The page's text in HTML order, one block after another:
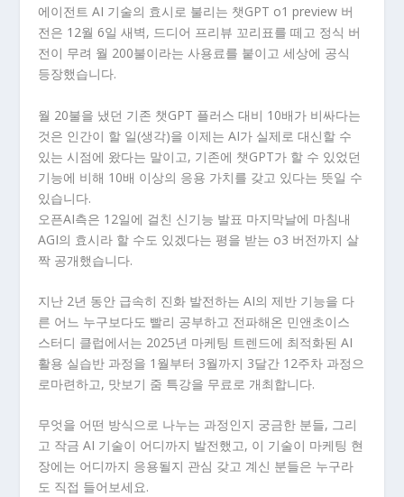
에이전트 AI 기술의 효시로 불리는 챗GPT o1 preview 버
전은 12월 6일 새벽, 드디어 프리뷰 꼬리표를 떼고 정식 버
전이 무려 월 200불이라는 사용료를 붙이고 세상에 공식
등장했습니다.
월 20불을 냈던 기존 챗GPT 플러스 대비 10배가 비싸다는
것은 인간이 할 일(생각)을 이제는 AI가 실제로 대신할 수
있는 시점에 왔다는 말이고, 기존에 챗GPT가 할 수 있었던
기능에 비해 10배 이상의 응용 가치를 갖고 있다는 뜻일 수
있습니다.
오픈AI측은 12일에 걸친 신기능 발표 마지막날에 마침내
AGI의 효시라 할 수도 있겠다는 평을 받는 o3 버전까지 살
짝 공개했습니다.
지난 2년 동안 급속히 진화 발전하는 AI의 제반 기능을 다
른 어느 누구보다도 빨리 공부하고 전파해온 민앤초이스
스터디 클럽에서는 2025년 마케팅 트렌드에 최적화된 AI
활용 실습반 과정을 1월부터 3월까지 3달간 12주차 과정으
로마련하고, 맛보기 줌 특강을 무료로 개최합니다.
무엇을 어떤 방식으로 나누는 과정인지 궁금한 분들, 그리
고 작금 AI 기술이 어디까지 발전했고, 이 기술이 마케팅 현
장에는 어디까지 응용될지 관심 갖고 계신 분들은 누구라
도 직접 들어보세요.